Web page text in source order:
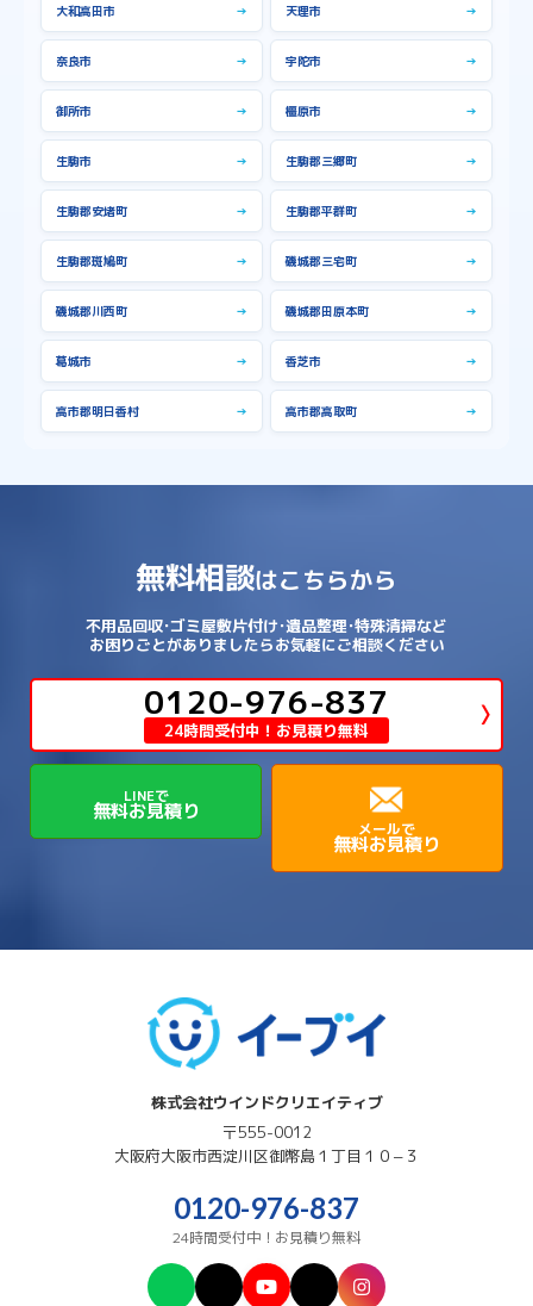
大和高田市 → 天理市 →
奈良市 → 宇陀市 →
御所市 → 橿原市 →
生駒市 → 生駒郡三郷町 →
生駒郡安堵町 → 生駒郡平群町 →
生駒郡斑鳩町 → 磯城郡三宅町 →
磯城郡川西町 → 磯城郡田原本町 →
葛城市 → 香芝市 →
高市郡明日香村 → 高市郡高取町 →
無料相談はこちらから
不用品回収･ゴミ屋敷片付け･遺品整理･特殊清掃など
お困りごとがありましたらお気軽にご相談ください
0120-976-837
24時間受付中！お見積り無料
LINEで
無料お見積り
メールで
無料お見積り
株式会社ウインドクリエイティブ
〒555-0012
大阪府大阪市西淀川区御幣島１丁目１０−３
0120-976-837
24時間受付中！お見積り無料